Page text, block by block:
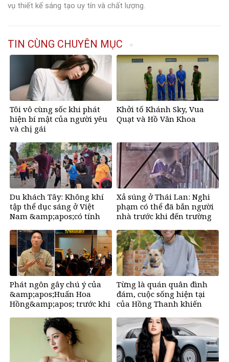
vụ thiết kế sáng tạo uy tín và chất lượng.
TIN CÙNG CHUYÊN MỤC
Tôi vô cùng sốc khi phát
hiện bí mật của người yêu
và chị gái
Khởi tố Khánh Sky, Vua
Quạt và Hồ Văn Khoa
Du khách Tây: Không khí
tập thể dục sáng ở Việt
Nam &amp;apos;có tính
cao&amp;apos;
Xả súng ở Thái Lan: Nghi
phạm có thể đã bắn người
nhà trước khi đến trường
Phát ngôn gây chú ý của
&amp;apos;Huấn Hoa
Hồng&amp;apos; trước khi
Từng là quán quân đình
đám, cuộc sống hiện tại
của Hồng Thanh khiến